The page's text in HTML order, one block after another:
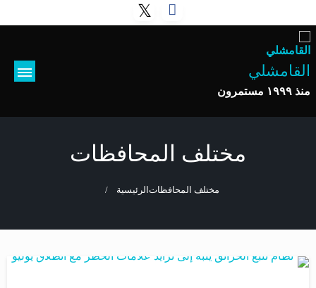
القامشلي
منذ ١٩٩٩ مستمرون
مختلف المحافظات
الرئيسية مختلف المحافظات